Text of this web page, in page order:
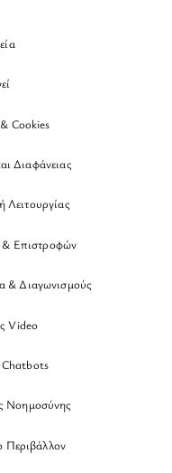
Cookies
Διαφάνειας
Λειτουργίας
Επιστροφών
& Διαγωνισμούς
Video
Chatbots
Νοημοσύνης
Περιβάλλον